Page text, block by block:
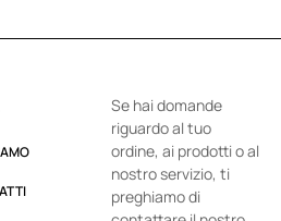
Se hai domande
riguardo al tuo
ordine, ai prodotti o al
nostro servizio, ti
preghiamo di